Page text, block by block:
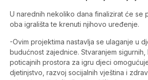
U narednih nekoliko dana finalizirat će se
oba igrališta te krenuti njihovo uređenje.
-Ovim projektima nastavlja se ulaganje u
budućnost zajednice. Stvaranjem sigurnih,
poticajnih prostora za igru djeci
djetinjstvo, razvoj socijalnih vještina i